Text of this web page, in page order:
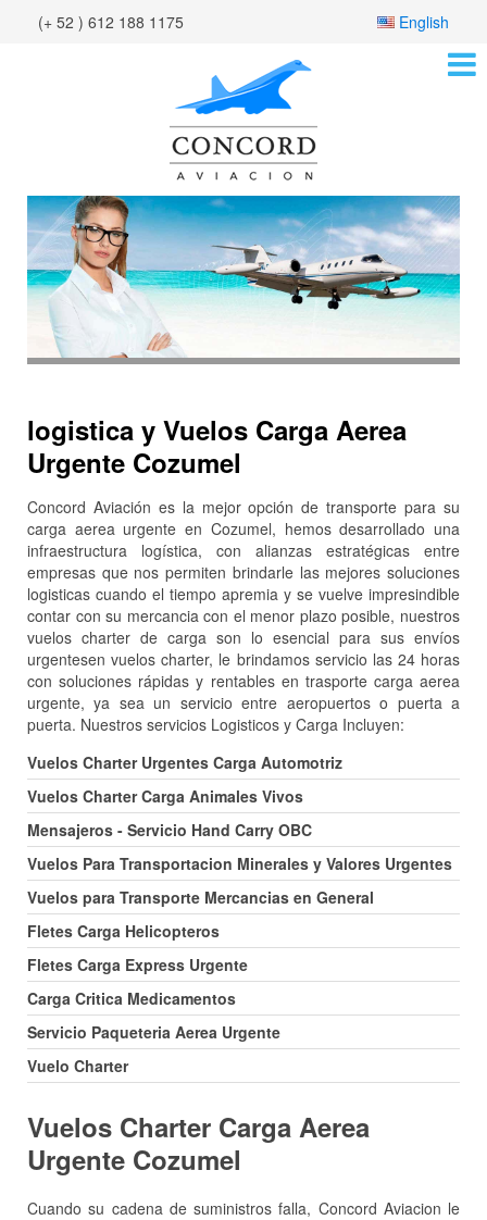
(+ 52 ) 612 188 1175 English
logistica y Vuelos Carga Aerea
Urgente Cozumel
Concord Aviación es la mejor opción de transporte para su
carga aerea urgente en Cozumel, hemos desarrollado una
infraestructura logística, con alianzas estratégicas entre
empresas que nos permiten brindarle las mejores soluciones
logisticas cuando el tiempo apremia y se vuelve impresindible
contar con su mercancia con el menor plazo posible, nuestros
vuelos charter de carga son lo esencial para sus envíos
urgentesen vuelos charter, le brindamos servicio las 24 horas
con soluciones rápidas y rentables en trasporte carga aerea
urgente, ya sea un servicio entre aeropuertos o puerta a
puerta. Nuestros servicios Logisticos y Carga Incluyen:
Vuelos Charter Urgentes Carga Automotriz
Vuelos Charter Carga Animales Vivos
Mensajeros - Servicio Hand Carry OBC
Vuelos Para Transportacion Minerales y Valores Urgentes
Vuelos para Transporte Mercancias en General
Fletes Carga Helicopteros
Fletes Carga Express Urgente
Carga Critica Medicamentos
Servicio Paqueteria Aerea Urgente
Vuelo Charter
Vuelos Charter Carga Aerea
Urgente Cozumel
Cuando su cadena de suministros falla, Concord Aviacion le